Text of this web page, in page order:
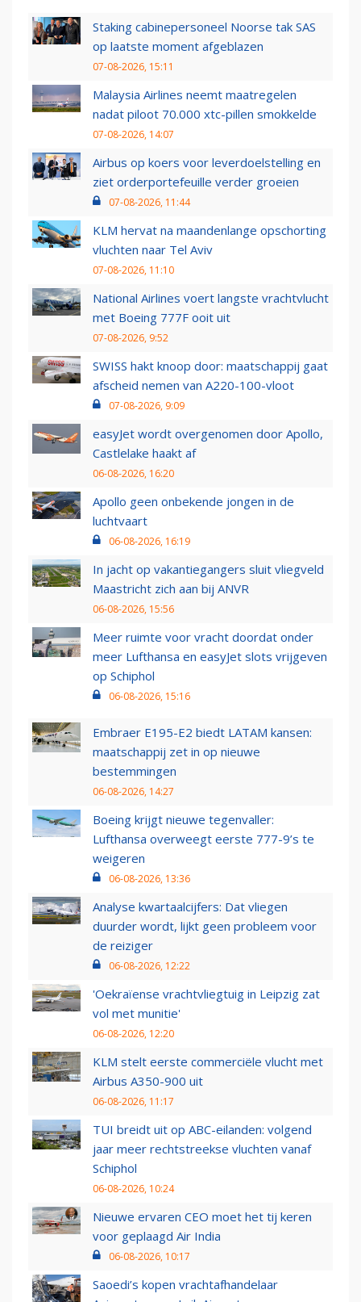
Staking cabinepersoneel Noorse tak SAS
op laatste moment afgeblazen
07-08-2026, 15:11
Malaysia Airlines neemt maatregelen
nadat piloot 70.000 xtc-pillen smokkelde
07-08-2026, 14:07
Airbus op koers voor leverdoelstelling en
ziet orderportefeuille verder groeien
07-08-2026, 11:44
KLM hervat na maandenlange opschorting
vluchten naar Tel Aviv
07-08-2026, 11:10
National Airlines voert langste vrachtvlucht
met Boeing 777F ooit uit
07-08-2026, 9:52
SWISS hakt knoop door: maatschappij gaat
afscheid nemen van A220-100-vloot
07-08-2026, 9:09
easyJet wordt overgenomen door Apollo,
Castlelake haakt af
06-08-2026, 16:20
Apollo geen onbekende jongen in de
luchtvaart
06-08-2026, 16:19
In jacht op vakantiegangers sluit vliegveld
Maastricht zich aan bij ANVR
06-08-2026, 15:56
Meer ruimte voor vracht doordat onder
meer Lufthansa en easyJet slots vrijgeven
op Schiphol
06-08-2026, 15:16
Embraer E195-E2 biedt LATAM kansen:
maatschappij zet in op nieuwe
bestemmingen
06-08-2026, 14:27
Boeing krijgt nieuwe tegenvaller:
Lufthansa overweegt eerste 777-9’s te
weigeren
06-08-2026, 13:36
Analyse kwartaalcijfers: Dat vliegen
duurder wordt, lijkt geen probleem voor
de reiziger
06-08-2026, 12:22
'Oekraïense vrachtvliegtuig in Leipzig zat
vol met munitie'
06-08-2026, 12:20
KLM stelt eerste commerciële vlucht met
Airbus A350-900 uit
06-08-2026, 11:17
TUI breidt uit op ABC-eilanden: volgend
jaar meer rechtstreekse vluchten vanaf
Schiphol
06-08-2026, 10:24
Nieuwe ervaren CEO moet het tij keren
voor geplaagd Air India
06-08-2026, 10:17
Saoedi’s kopen vrachtafhandelaar